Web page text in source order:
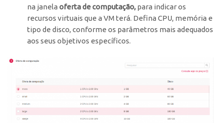
na janela oferta de computação, para indicar os
recursos virtuais que a VM terá. Defina CPU, memória e
tipo de disco, conforme os parâmetros mais adequados
aos seus objetivos específicos.